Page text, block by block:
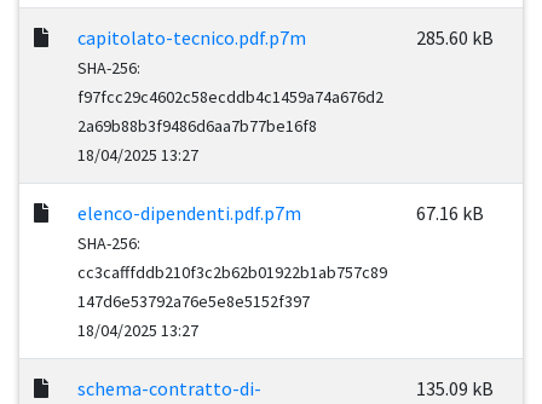
capitolato-tecnico.pdf.p7m
SHA-256:
f97fcc29c4602c58ecddb4c1459a74a676d2
2a69b88b3f9486d6aa7b77be16f8
18/04/2025 13:27
285.60 kB
elenco-dipendenti.pdf.p7m
SHA-256:
cc3cafffddb210f3c2b62b01922b1ab757c89
147d6e53792a76e5e8e5152f397
18/04/2025 13:27
67.16 kB
schema-contratto-di-
135.09 kB